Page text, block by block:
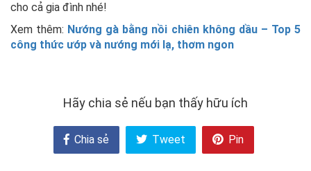
cho cả gia đình nhé!
Xem thêm: Nướng gà bằng nồi chiên không dầu – Top 5
công thức ướp và nướng mới lạ, thơm ngon
Hãy chia sẻ nếu bạn thấy hữu ích
Chia sẻ Tweet Pin